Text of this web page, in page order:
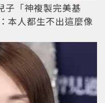
子「神複製完美基
本人都生不出這麼像